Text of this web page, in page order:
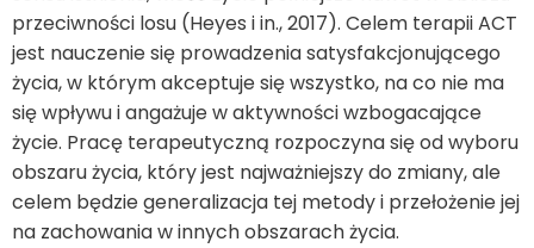
przeciwności losu (Heyes i in., 2017). Celem terapii ACT
jest nauczenie się prowadzenia satysfakcjonującego
życia, w którym akceptuje się wszystko, na co nie ma
się wpływu i angażuje w aktywności wzbogacające
życie. Pracę terapeutyczną rozpoczyna się od wyboru
obszaru życia, który jest najważniejszy do zmiany, ale
celem będzie generalizacja tej metody i przełożenie jej
na zachowania w innych obszarach życia.